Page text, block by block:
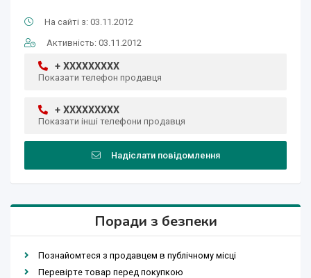
На сайті з: 03.11.2012
Активність: 03.11.2012
+ XXXXXXXXX
Показати телефон продавця
+ XXXXXXXXX
Показати інші телефони продавця
Надіслати повідомлення
Поради з безпеки
Познайомтеся з продавцем в публічному місці
Перевірте товар перед покупкою